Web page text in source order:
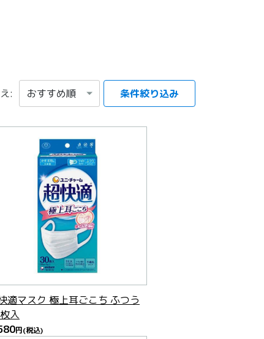
: 条件絞り込み
適マスク 極上耳ごこち ふつう
入
円(税込)